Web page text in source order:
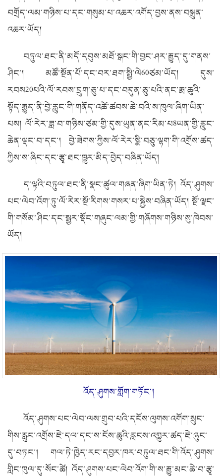
བགྲོད་ལམ་གཉིས་པ་དང་གསུམ་པ་འཆར་འགོད་བྱས་ནས་བསྐྲུན་
འཆར་ཡོད།
བཏུལ་ཐང་ནི་མདོ་དབུས་མཐོ་སྒང་གི་བྱང་ཤར་རྒྱུད་དུ་གནས་
ཤིང་། མཚོ་སྔོན་པོ་དང་བར་ཐག་སྤྱི་ལེ60ཙམ་ཡོད། དུས་
རབས20པའི་ལོ་རབས་དྲུག་ཅུ་པ་དང་བདུན་ཅུ་པའི་ནང་རྨ་ཆུའི་
སྟོད་རྒྱུད་ནི་བྱེ་རླུང་གི་གནོད་འཚེ་ཚབས་ཆེ་བའི་ས་ཁུལ་ཞིག་ཡིན་
པས། ལོ་རེར་ཟླ་བ་གཉིས་ཙམ་གྱི་དུས་ཡུན་ནང་རིམ་པ8ཡན་གྱི་རླུང་
ཆེན་ལྡང་བ་དང་། བྱེ་ཟེགས་ཀྱིས་ལོ་རེར་སྨི་བཅུ་ལྷག་གི་འགྲོས་ཚད་
ཀྱིས་ས་ཞིང་དང་རྩྭ་ཐང་ཁྱུར་མིད་བྱེད་བཞིན་ཡོད།
ད་ལྟའི་བཏུལ་ཐང་ནི་སྣང་ཚུལ་གཞན་ཞིག་ཡིན་ཏེ། འོད་ཤུགས་
པང་ལེབ་འོག་ཏུ་ལོ་རེར་སྔོ་རིགས་གསར་པ་སྐྱེས་བཞིན་ཡོད། སྔོ་ལྗང་
གི་གསོམ་ཤིང་དང་སྦྱར་སྡོང་གཞུང་ལམ་གྱི་གཞོགས་གཉིས་སུ་ཁེབས་
ཡོད།
འོད་ཤུགས་གློག་གཏོང་།
འོད་ཤུགས་པང་ལེབ་ལས་གྲུབ་པའི་དངོས་ལུགས་འགོག་སྲུང་
གིས་རླུང་འགྲོས་ཇེ་དལ་དང་ས་ངོས་ཆུའི་རླངས་འགྱུར་ཚད་ཇེ་ཉུང་
དུ་བཏང་། གལ་ཏེ་ཁྱེད་རང་དབྱར་ཁར་བཏུལ་ཐང་གི་འོད་ཤུགས་
གླིང་ཁུལ་དུ་སོང་ཚེ། འོད་ཤུགས་པང་ལེབ་འོག་གི་ས་རྒྱུ་མང་ཆེ་བ་རྩྭ་